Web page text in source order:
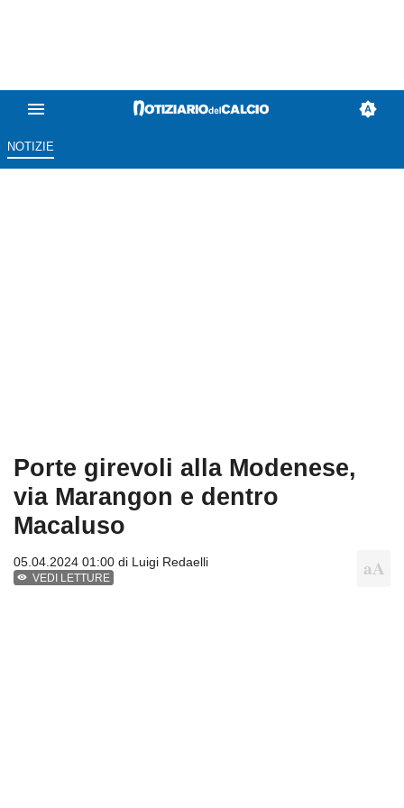
NOTIZIE
Porte girevoli alla Modenese,
via Marangon e dentro
Macaluso
05.04.2024 01:00 di Luigi Redaelli
VEDI LETTURE